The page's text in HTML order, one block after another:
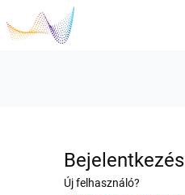
Bejelentkezés
Új felhasználó?